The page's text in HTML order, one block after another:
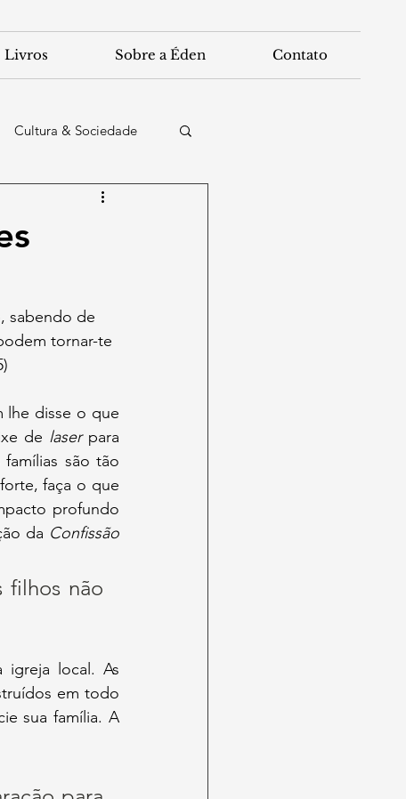
Livros Sobre a Éden Contato
Cultura & Sociedade
sabendo de
tornar-te
lhe disse o que
de laser para
são tão
faça o que
profundo
da Confissão
filhos não
igreja local. As
em todo
sua família. A